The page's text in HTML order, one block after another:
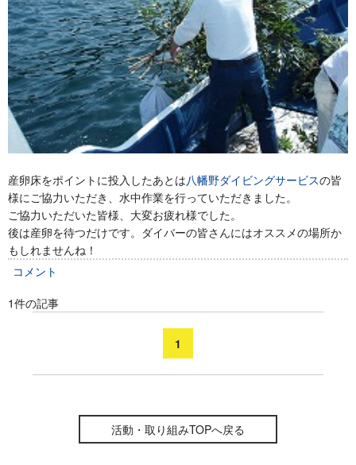
産卵床をポイントに投入したあとは八幡野ダイビングサービスの皆
様にご協力いただき、水中作業を行っていただきました。
ご協力いただいた皆様、大変お疲れ様でした。
後は産卵を待つだけです。ダイバーの皆さんにはオススメの場所か
もしれませんね！
コメント
1件の記事
1
活動・取り組みTOPへ戻る